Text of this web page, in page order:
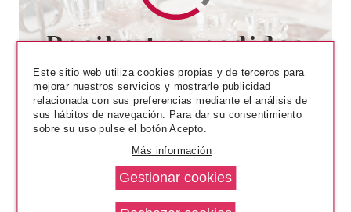
CAROLINA HERRERA
CAROLINA HERRERA 212 MEN
Pvr 32.00€
-41%
desde
18.99€
Este sitio web utiliza cookies propias y de terceros para
mejorar nuestros servicios y mostrarle publicidad
relacionada con sus preferencias mediante el análisis de
sus hábitos de navegación. Para dar su consentimiento
sobre su uso pulse el botón Acepto.
Más información